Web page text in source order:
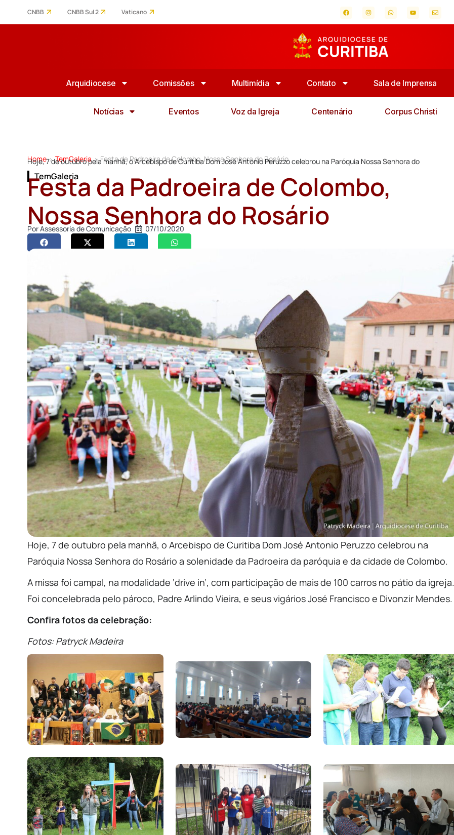
CNBB CNBB Sul 2 Vaticano
Arquidiocese Comissões Multimídia Contato Sala de Imprensa
Notícias Eventos Voz da Igreja Centenário Corpus Christi
Home > TemGaleria > Festa da Padroeira de Colombo, Nossa Senhora do Rosário
Hoje, 7 de outubro pela manhã, o Arcebispo de Curitiba Dom José Antonio Peruzzo celebrou na Paróquia Nossa Senhora do
TemGaleria
Festa da Padroeira de Colombo,
Nossa Senhora do Rosário
PorAssessoria de Comunicação 07/10/2020
Hoje, 7 de outubro pela manhã, o Arcebispo de Curitiba Dom José Antonio Peruzzo celebrou na
Paróquia Nossa Senhora do Rosário a solenidade da Padroeira da paróquia e da cidade de Colombo.
A missa foi campal, na modalidade ‘drive in’, com participação de mais de 100 carros no pátio da igreja.
Foi concelebrada pelo pároco, Padre Arlindo Vieira, e seus vigários José Francisco e Divonzir Mendes.
Confira fotos da celebração:
Fotos: Patryck Madeira